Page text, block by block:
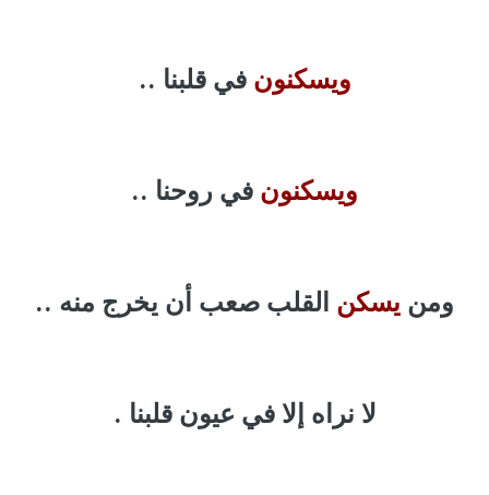
ويسكنونفي قلبنا ..
ويسكنونفي روحنا ..
ومن يسكنالقلب صعب أن يخرج منه ..
لا نراه إلا في عيون قلبنا .